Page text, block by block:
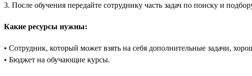
3. После обучения передайте сотруднику часть задач по поиску и
Какие ресурсы нужны:
• Сотрудник, который может взять на себя дополнительные задачи,
• Бюджет на обучающие курсы.